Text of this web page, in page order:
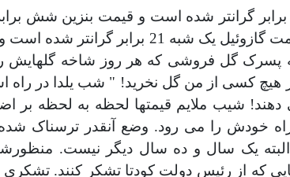
سر به فلک گذاشته اند و خيال پائين آمدن هم ندارند. قيمت آرد آزاد در عرض تنها چند ساعت 40 برابر گرانتر
بانکها در شهرهای بزرگ روسای بانکها را وادار کرده تا در بانکها را تا ساعت 7 بروی مردم باز
گل فروشی که هر روز شاخه گلهايش را
هيچ کسی از من گل نخريد! " شب يلدا در راه
دهند! شيب ملايم قيمتها لحظه به لحظه
راه خودش را می رود. وضع آنقدر ترسناک
البته يک سال و ده سال ديگر نيست.
که از رئيس دولت کودتا تشکر کنند. تشکری